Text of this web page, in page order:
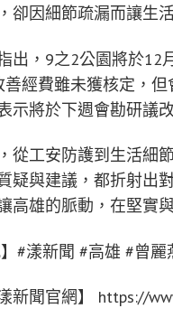
卻因細節疏漏而讓生
出，9之2公園將於
經費雖未獲核定，
示將於下週會勘研議
從工安防護到生活細
疑與建議，都折射出
高雄的脈動，在堅實
】#漾新聞 #高雄 #曾
新聞官網】 https://